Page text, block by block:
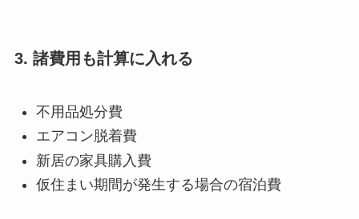
3. 諸費用も計算に入れる
不用品処分費
エアコン脱着費
新居の家具購入費
仮住まい期間が発生する場合の宿泊費